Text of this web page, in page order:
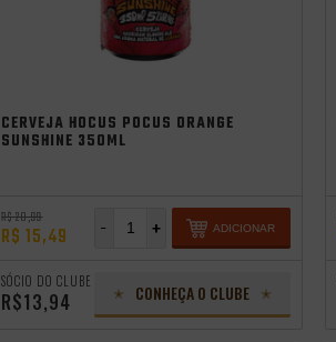
CERVEJA HOCUS POCUS ORANGE
SUNSHINE 350ML
R$ 20,99
R$ 15,49 +
- ADICIONAR
SÓCIO DO CLUBE
R$13,94 CONHEÇA O CLUBE